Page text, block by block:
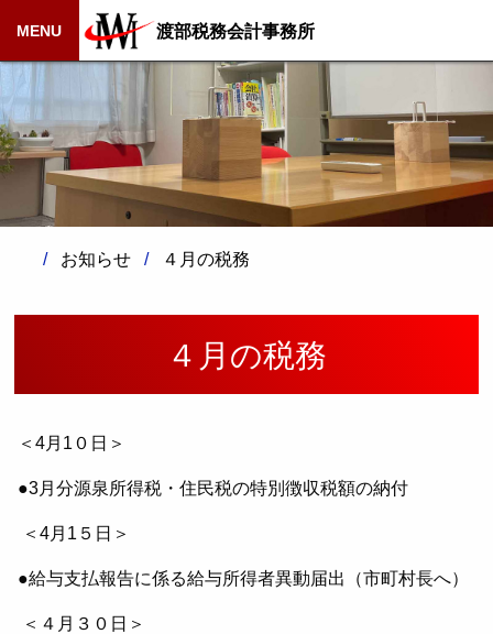
MENU 渡部税務会計事務所
お知らせ ４月の税務
４月の税務
＜4月1０日＞
●3月分源泉所得税・住民税の特別徴収税額の納付
＜4月1５日＞
●給与支払報告に係る給与所得者異動届出（市町村長へ）
＜４月３０日＞